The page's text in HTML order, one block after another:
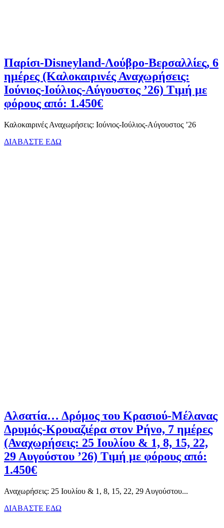
Παρίσι-Disneyland-Λούβρο-Βερσαλλίες, 6
ημέρες (Καλοκαιρινές Αναχωρήσεις:
Ιούνιος-Ιούλιος-Αύγουστος ’26) Τιμή με
φόρους από: 1.450€
Καλοκαιρινές Αναχωρήσεις: Ιούνιος-Ιούλιος-Αύγουστος ’26
ΔΙΑΒΑΣΤΕ ΕΔΩ
Αλσατία… Δρόμος του Κρασιού-Μέλανας
Δρυμός-Κρουαζιέρα στον Ρήνο, 7 ημέρες
(Αναχωρήσεις: 25 Ιουλίου & 1, 8, 15, 22,
29 Αυγούστου ’26) Τιμή με φόρους από:
1.450€
Αναχωρήσεις: 25 Ιουλίου & 1, 8, 15, 22, 29 Αυγούστου...
ΔΙΑΒΑΣΤΕ ΕΔΩ